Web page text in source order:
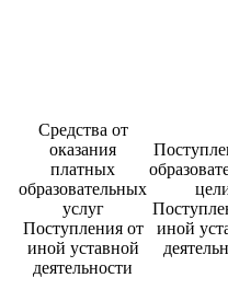
Средства от
оказания
платных
образовательных
услуг
Поступления от
иной уставной
деятельности
иной